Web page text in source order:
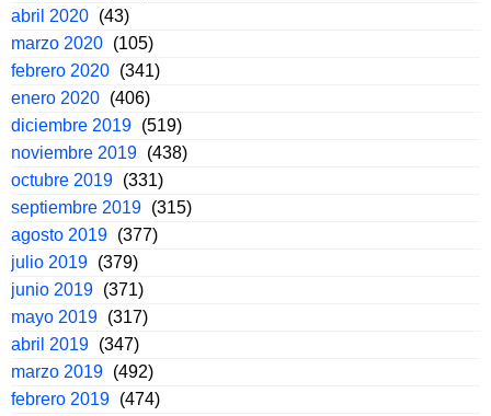
abril 2020 (43)
marzo 2020 (105)
febrero 2020 (341)
enero 2020 (406)
diciembre 2019 (519)
noviembre 2019 (438)
octubre 2019 (331)
septiembre 2019 (315)
agosto 2019 (377)
julio 2019 (379)
junio 2019 (371)
mayo 2019 (317)
abril 2019 (347)
marzo 2019 (492)
febrero 2019 (474)